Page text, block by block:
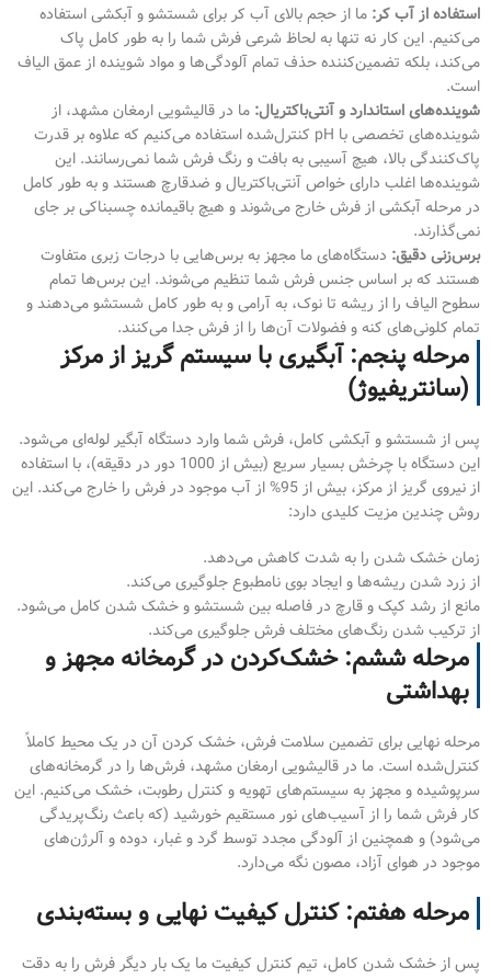
استفاده از آب کر: ما از حجم بالای آب کر برای شستشو و آبکشی استفاده
می‌کنیم. این کار نه تنها به لحاظ شرعی فرش شما را به طور کامل پاک
می‌کند، بلکه تضمین‌کننده حذف تمام آلودگی‌ها و مواد شوینده از عمق الیاف
است.
شوینده‌های استاندارد و آنتی‌باکتریال: ما در قالیشویی ارمغان مشهد، از
شوینده‌های تخصصی با pH کنترل‌شده استفاده می‌کنیم که علاوه بر قدرت
پاک‌کنندگی بالا، هیچ آسیبی به بافت و رنگ فرش شما نمی‌رسانند. این
شوینده‌ها اغلب دارای خواص آنتی‌باکتریال و ضدقارچ هستند و به طور کامل
در مرحله آبکشی از فرش خارج می‌شوند و هیچ باقیمانده چسبناکی بر جای
نمی‌گذارند.
برس‌زنی دقیق: دستگاه‌های ما مجهز به برس‌هایی با درجات زبری متفاوت
هستند که بر اساس جنس فرش شما تنظیم می‌شوند. این برس‌ها تمام
سطوح الیاف را از ریشه تا نوک، به آرامی و به طور کامل شستشو می‌دهند و
تمام کلونی‌های کنه و فضولات آن‌ها را از فرش جدا می‌کنند.
مرحله پنجم: آبگیری با سیستم گریز از مرکز
(سانتریفیوژ)
پس از شستشو و آبکشی کامل، فرش شما وارد دستگاه آبگیر لوله‌ای می‌شود.
این دستگاه با چرخش بسیار سریع (بیش از 1000 دور در دقیقه)، با استفاده
از نیروی گریز از مرکز، بیش از 95% از آب موجود در فرش را خارج می‌کند. این
روش چندین مزیت کلیدی دارد:
زمان خشک شدن را به شدت کاهش می‌دهد.
از زرد شدن ریشه‌ها و ایجاد بوی نامطبوع جلوگیری می‌کند.
مانع از رشد کپک و قارچ در فاصله بین شستشو و خشک شدن کامل می‌شود.
از ترکیب شدن رنگ‌های مختلف فرش جلوگیری می‌کند.
مرحله ششم: خشک‌کردن در گرمخانه مجهز و
بهداشتی
مرحله نهایی برای تضمین سلامت فرش، خشک کردن آن در یک محیط کاملاً
کنترل‌شده است. ما در قالیشویی ارمغان مشهد، فرش‌ها را در گرمخانه‌های
سرپوشیده و مجهز به سیستم‌های تهویه و کنترل رطوبت، خشک می‌کنیم. این
کار فرش شما را از آسیب‌های نور مستقیم خورشید (که باعث رنگ‌پریدگی
می‌شود) و همچنین از آلودگی مجدد توسط گرد و غبار، دوده و آلرژن‌های
موجود در هوای آزاد، مصون نگه می‌دارد.
مرحله هفتم: کنترل کیفیت نهایی و بسته‌بندی
پس از خشک شدن کامل، تیم کنترل کیفیت ما یک بار دیگر فرش را به دقت